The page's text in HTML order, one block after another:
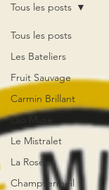
Tous les posts
Les Bateliers
Fruit Sauvage
Carmin Brillant
Lao Muse
Le Mistralet
La Rosée
Champvermeil
Tous les posts